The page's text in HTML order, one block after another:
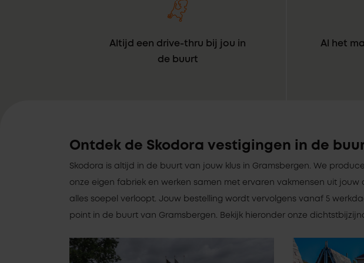
Altijd een drive-thru bij jou in
de buurt
Al het
Ontdek de Skodora vestigingen in de
Skodora is altijd in de buurt van jouw klus in Gramsbergen. We
onze eigen fabriek en werken samen met ervaren vakmensen uit jouw
alles soepel verloopt. Jouw bestelling wordt vervolgens vanaf 5
point in de buurt van Gramsbergen. Bekijk hieronder onze